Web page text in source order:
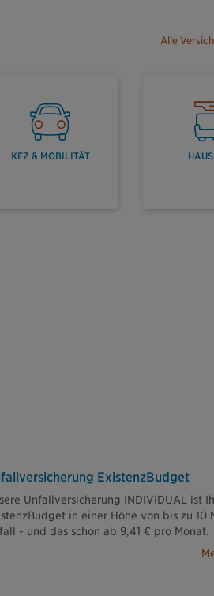
Alle
KFZ & MOBILITÄT
ExistenzBudget
Unfallversicherung INDIVIDUAL ist
in einer Höhe von bis zu 10
- und das schon ab 9,41 € pro Monat.